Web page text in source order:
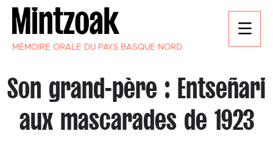
MÉMOIRE ORALE DU PAYS BASQUE NORD
Son grand-père : Entseñari
aux mascarades de 1923